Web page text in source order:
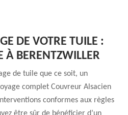
DE VOTRE TUILE :
À BERENTZWILLER
de tuile que ce soit, un
complet Couvreur Alsacien
conformes aux règles